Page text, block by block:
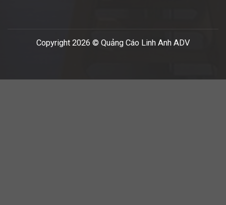
Copyright 2026 © Quảng Cáo Linh Anh ADV